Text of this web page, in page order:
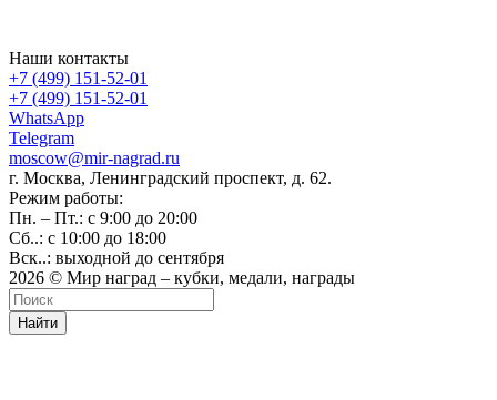
Наши контакты
+7 (499) 151-52-01
+7 (499) 151-52-01
WhatsApp
Telegram
moscow@mir-nagrad.ru
г. Москва, Ленинградский проспект, д. 62.
Режим работы:
Пн. – Пт.: с 9:00 до 20:00
Сб..: с 10:00 до 18:00
Вск..: выходной до сентября
2026 © Мир наград – кубки, медали, награды
Найти